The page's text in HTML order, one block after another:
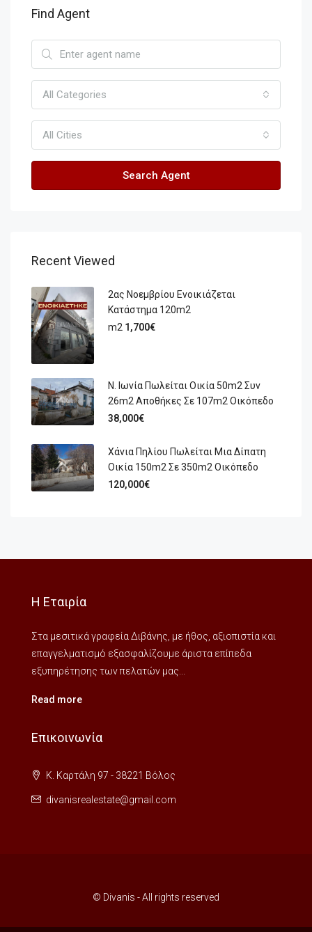
Find Agent
All Categories
All Cities
Search Agent
Recent Viewed
2ας Νοεμβρίου Ενοικιάζεται
Κατάστημα 120m2
m2 1,700€
Ν. Ιωνία Πωλείται Οικία 50m2 Συν
26m2 Αποθήκες Σε 107m2 Οικόπεδο
38,000€
Χάνια Πηλίου Πωλείται Μια Δίπατη
Οικία 150m2 Σε 350m2 Οικόπεδο
120,000€
Η Εταιρία
Στα μεσιτικά γραφεία Διβάνης, με ήθος, αξιοπιστία και
επαγγελματισμό εξασφαλίζουμε άριστα επίπεδα
εξυπηρέτησης των πελατών μας...
Read more
Επικοινωνία
Κ. Καρτάλη 97 - 38221 Βόλος
divanisrealestate@gmail.com
© Divanis - All rights reserved